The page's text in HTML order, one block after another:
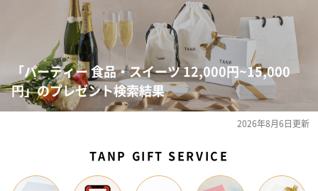
「パーティー 食品・スイーツ 12,000円~15,000
円」のプレゼント検索結果
2026年8月6日更新
TANP GIFT SERVICE